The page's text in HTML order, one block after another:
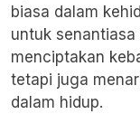
biasa dalam
untuk
menciptakan
tetapi juga
dalam hidup.